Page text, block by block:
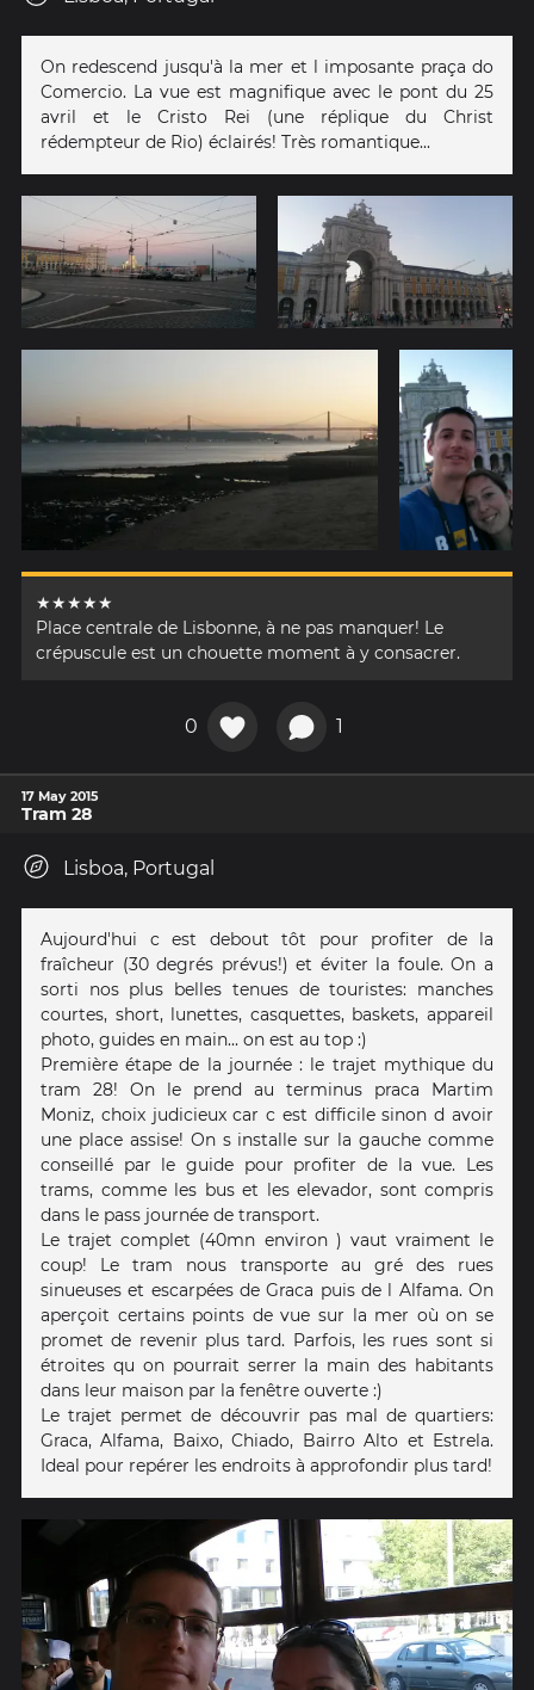
On redescend jusqu'à la mer et l imposante praça do
Comercio. La vue est magnifique avec le pont du 25
avril et le Cristo Rei (une réplique du Christ
rédempteur de Rio) éclairés! Très romantique...
★★★★★
Place centrale de Lisbonne, à ne pas manquer! Le
crépuscule est un chouette moment à y consacrer.
0 1
17 May 2015
Tram 28
Lisboa, Portugal
Aujourd'hui c est debout tôt pour profiter de la
fraîcheur (30 degrés prévus!) et éviter la foule. On a
sorti nos plus belles tenues de touristes: manches
courtes, short, lunettes, casquettes, baskets, appareil
photo, guides en main... on est au top :)
Première étape de la journée : le trajet mythique du
tram 28! On le prend au terminus praca Martim
Moniz, choix judicieux car c est difficile sinon d avoir
une place assise! On s installe sur la gauche comme
conseillé par le guide pour profiter de la vue. Les
trams, comme les bus et les elevador, sont compris
dans le pass journée de transport.
Le trajet complet (40mn environ ) vaut vraiment le
coup! Le tram nous transporte au gré des rues
sinueuses et escarpées de Graca puis de l Alfama. On
aperçoit certains points de vue sur la mer où on se
promet de revenir plus tard. Parfois, les rues sont si
étroites qu on pourrait serrer la main des habitants
dans leur maison par la fenêtre ouverte :)
Le trajet permet de découvrir pas mal de quartiers:
Graca, Alfama, Baixo, Chiado, Bairro Alto et Estrela.
Ideal pour repérer les endroits à approfondir plus tard!